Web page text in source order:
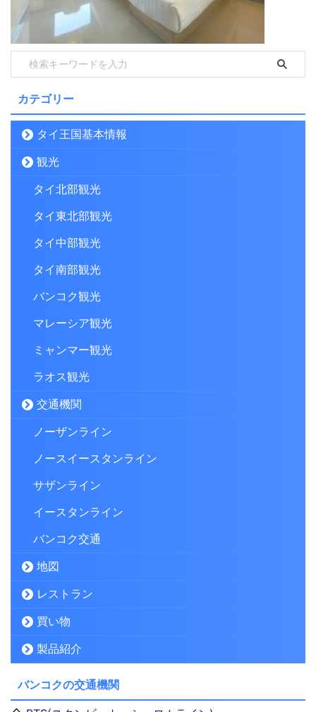
カテゴリー
タイ王国基本情報
観光
タイ北部観光
タイ東北部観光
タイ中部観光
タイ南部観光
バンコク観光
マレーシア観光
ミャンマー観光
ラオス観光
交通機関
ノーザンライン
ノースイースタンライン
サザンライン
イースタンライン
バンコク交通
地図
レストラン
買い物
製品紹介
バンコクの交通機関